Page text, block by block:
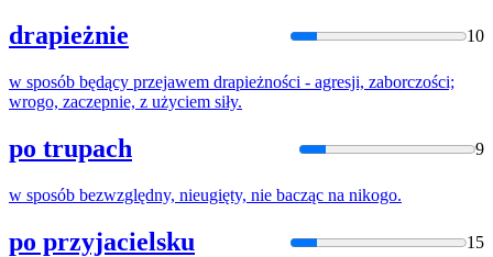
drapieżnie 10
w sposób będący przejawem drapieżności - agresji, zaborczości;
wrogo, zaczepnie, z użyciem siły.
po trupach 9
w sposób bezwzględny, nieugięty, nie bacząc na nikogo.
po przyjacielsku 15